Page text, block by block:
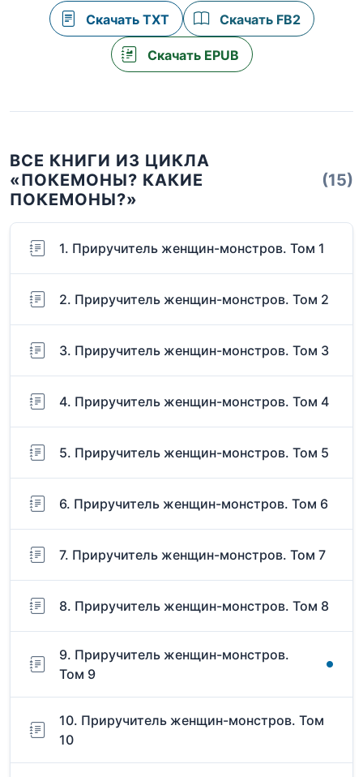
Скачать TXT Скачать FB2
Скачать EPUB
ВСЕ КНИГИ ИЗ ЦИКЛА
«ПОКЕМОНЫ? КАКИЕ
ПОКЕМОНЫ?»
(15)
1. Приручитель женщин-монстров. Том 1
2. Приручитель женщин-монстров. Том 2
3. Приручитель женщин-монстров. Том 3
4. Приручитель женщин-монстров. Том 4
5. Приручитель женщин-монстров. Том 5
6. Приручитель женщин-монстров. Том 6
7. Приручитель женщин-монстров. Том 7
8. Приручитель женщин-монстров. Том 8
9. Приручитель женщин-монстров.
Том 9
10. Приручитель женщин-монстров. Том
10